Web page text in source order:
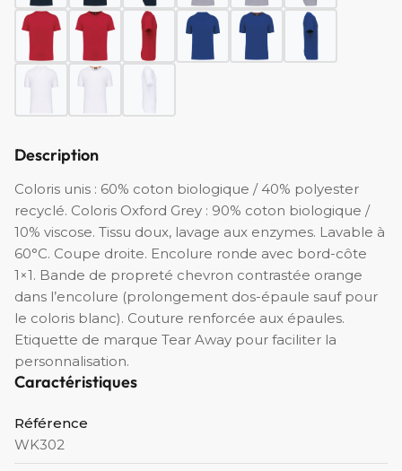
Description
Coloris unis : 60% coton biologique / 40% polyester
recyclé. Coloris Oxford Grey : 90% coton biologique /
10% viscose. Tissu doux, lavage aux enzymes. Lavable à
60°C. Coupe droite. Encolure ronde avec bord-côte
1×1. Bande de propreté chevron contrastée orange
dans l’encolure (prolongement dos-épaule sauf pour
le coloris blanc). Couture renforcée aux épaules.
Etiquette de marque Tear Away pour faciliter la
personnalisation.
Caractéristiques
Référence
WK302